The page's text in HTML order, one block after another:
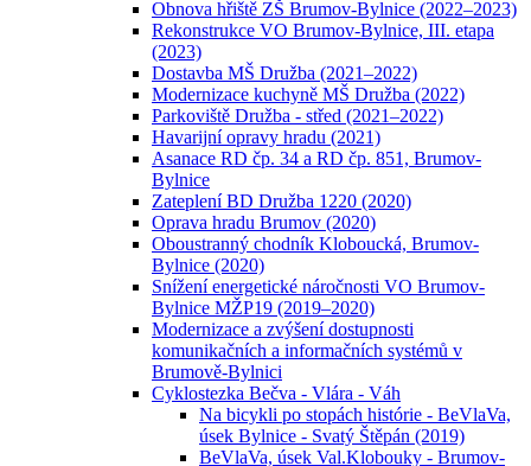
Obnova hřiště ZŠ Brumov-Bylnice (2022–2023)
Rekonstrukce VO Brumov-Bylnice, III. etapa
(2023)
Dostavba MŠ Družba (2021–2022)
Modernizace kuchyně MŠ Družba (2022)
Parkoviště Družba - střed (2021–2022)
Havarijní opravy hradu (2021)
Asanace RD čp. 34 a RD čp. 851, Brumov-
Bylnice
Zateplení BD Družba 1220 (2020)
Oprava hradu Brumov (2020)
Oboustranný chodník Kloboucká, Brumov-
Bylnice (2020)
Snížení energetické náročnosti VO Brumov-
Bylnice MŽP19 (2019–2020)
Modernizace a zvýšení dostupnosti
komunikačních a informačních systémů v
Brumově-Bylnici
Cyklostezka Bečva - Vlára - Váh
Na bicykli po stopách histórie - BeVlaVa,
úsek Bylnice - Svatý Štěpán (2019)
BeVlaVa, úsek Val.Klobouky - Brumov-